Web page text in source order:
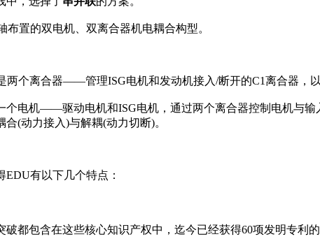
置的双电机、双离合器机电耦合构型。
两个离合器——管理ISG电机和发动机接入/断开的C1离合器，
个电机——驱动电机和ISG电机，通过两个离合器控制电机与
(动力接入)与解耦(动力切断)。
有以下几个特点：
都包含在这些核心知识产权中，迄今已经获得60项发明专利的